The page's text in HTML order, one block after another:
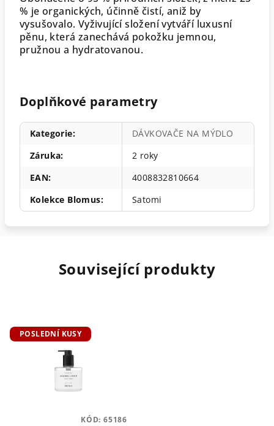
% je organických, účinně čistí, aniž by
vysušovalo. Vyživující složení vytváří luxusní
pěnu, která zanechává pokožku jemnou,
pružnou a hydratovanou.
Doplňkové parametry
Kategorie:
DÁVKOVAČE NA MÝDLO
Záruka:
2 roky
EAN:
4008832810664
Kolekce Blomus: Satomi
Související produkty
POSLEDNÍ KUSY
KÓD: 65186